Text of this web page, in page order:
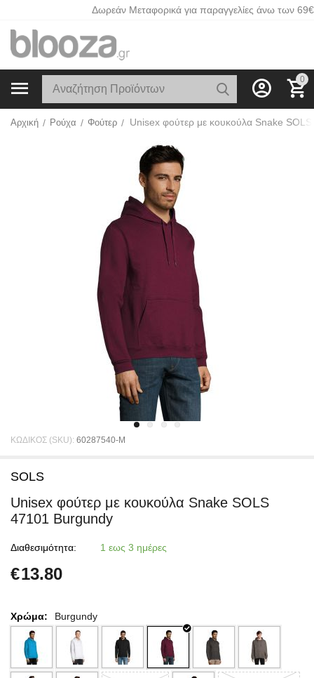
Δωρεάν Μεταφορικά για παραγγελίες άνω των 69€
0
Αρχική / Ρούχα / Φούτερ /
ΚΩΔΙΚΟΣ (SKU): 60287540-M
SOLS
Unisex φούτερ με κουκούλα Snake SOLS
47101 Burgundy
Διαθεσιμότητα: 1 εως 3 ημέρες
€13.80
Χρώμα: Burgundy